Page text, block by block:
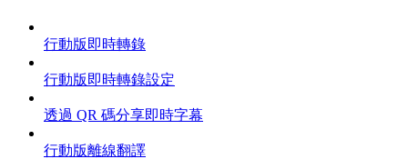
行動版即時轉錄
行動版即時轉錄設定
透過 QR 碼分享即時字幕
行動版離線翻譯